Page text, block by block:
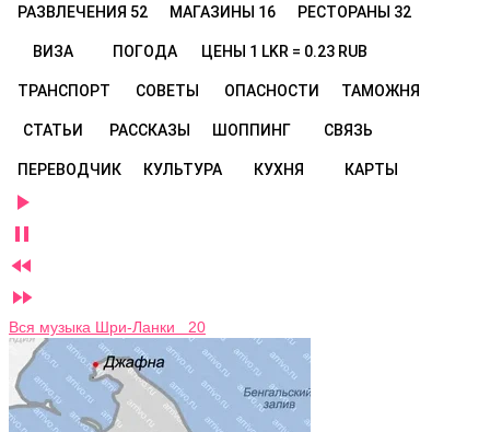
РАЗВЛЕЧЕНИЯ 52 МАГАЗИНЫ 16 РЕСТОРАНЫ 32
ВИЗА ПОГОДА ЦЕНЫ 1 LKR = 0.23 RUB
ТРАНСПОРТ СОВЕТЫ ОПАСНОСТИ ТАМОЖНЯ
СТАТЬИ РАССКАЗЫ ШОППИНГ СВЯЗЬ
ПЕРЕВОДЧИК КУЛЬТУРА КУХНЯ КАРТЫ




Вся музыка Шри-Ланки 20